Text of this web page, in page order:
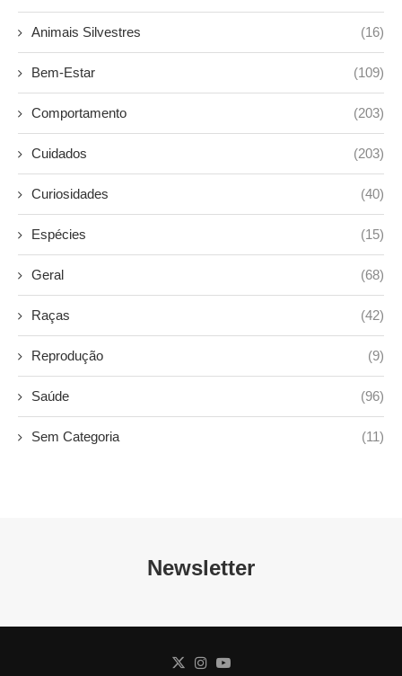
Animais Silvestres (16)
Bem-Estar (109)
Comportamento (203)
Cuidados (203)
Curiosidades (40)
Espécies (15)
Geral (68)
Raças (42)
Reprodução (9)
Saúde (96)
Sem Categoria (11)
Newsletter